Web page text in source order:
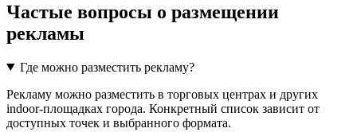
Частые вопросы о размещении
рекламы
Где можно разместить рекламу?
Рекламу можно разместить в торговых центрах и других
indoor-площадках города. Конкретный список зависит от
доступных точек и выбранного формата.